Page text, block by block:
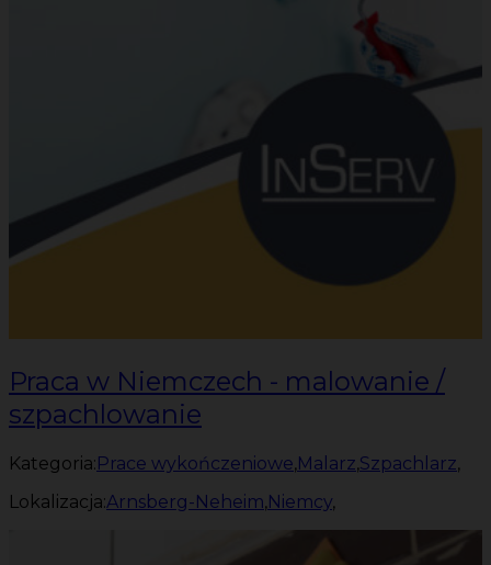
Praca w Niemczech - malowanie /
szpachlowanie
Kategoria: Prace wykończeniowe,Malarz,Szpachlarz,
Lokalizacja:Arnsberg-Neheim,Niemcy,